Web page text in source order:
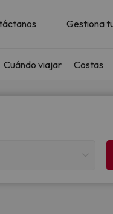
Gestiona
Cuándo viajar Costas